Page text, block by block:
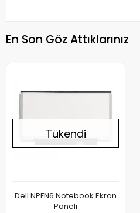
En Son Göz Attıklarınız
Tükendi
Dell NPFN6 Notebook Ekran
Paneli